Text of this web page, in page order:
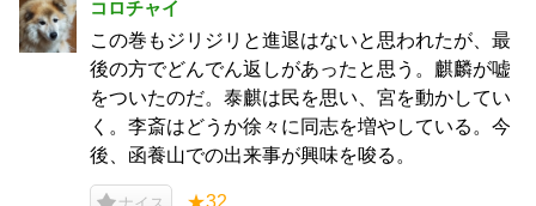
コロチャイ
この巻もジリジリと進退はないと思われたが、最
後の方でどんでん返しがあったと思う。麒麟が嘘
をついたのだ。泰麒は民を思い、宮を動かしてい
く。李斎はどうか徐々に同志を増やしている。今
後、函養山での出来事が興味を唆る。
★32